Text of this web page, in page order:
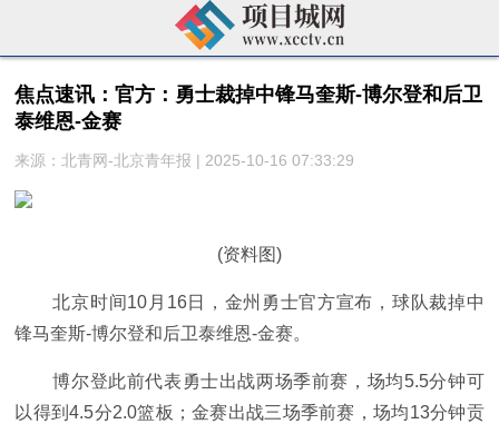
焦点速讯：官方：勇士裁掉中锋马奎斯-博尔登和后卫
泰维恩-金赛
来源：北青网-北京青年报 | 2025-10-16 07:33:29
(资料图)
北京时间10月16日，金州勇士官方宣布，球队裁掉中
锋马奎斯-博尔登和后卫泰维恩-金赛。
博尔登此前代表勇士出战两场季前赛，场均5.5分钟可
以得到4.5分2.0篮板；金赛出战三场季前赛，场均13分钟贡